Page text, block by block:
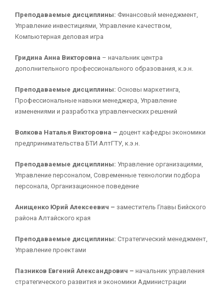
Преподаваемые дисциплины: Финансовый менеджмент,
Управление инвестициями, Управление качеством,
Компьютерная деловая игра
Гридина Анна Викторовна – начальник центра
дополнительного профессионального образования, к.э.н.
Преподаваемые дисциплины: Основы маркетинга,
Профессиональные навыки менеджера, Управление
изменениями и разработка управленческих решений
Волкова Наталья Викторовна – доцент кафедры экономики
предпринимательства БТИ АлтГТУ, к.э.н.
Преподаваемые дисциплины: Управление организациями,
Управление персоналом, Современные технологии подбора
персонала, Организационное поведение
Анищенко Юрий Алексеевич – заместитель Главы Бийского
района Алтайского края
Преподаваемые дисциплины: Стратегический менеджмент,
Управление проектами
Пазников Евгений Александрович – начальник управления
стратегического развития и экономики Администрации